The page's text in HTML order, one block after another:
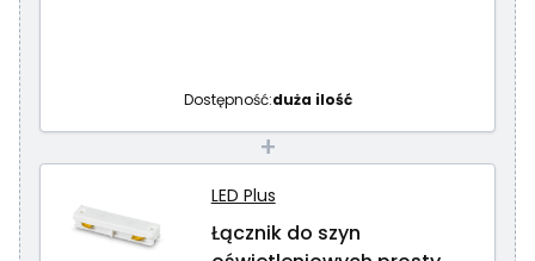
Dostępność:duża ilość
+
LED Plus
Łącznik do szyn